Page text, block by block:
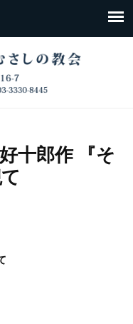
十郎作 『そ